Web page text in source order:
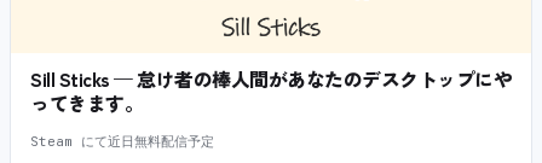
Sill Sticks — 怠け者の棒人間があなたのデスクトップにや
ってきます。
Steam にて近日無料配信予定